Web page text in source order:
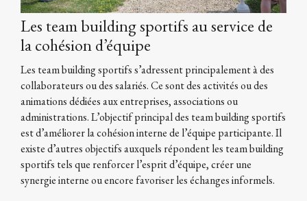
Les team building sportifs au service de
la cohésion d’équipe
Les team building sportifs s’adressent principalement à des
collaborateurs ou des salariés. Ce sont des activités ou des
animations dédiées aux entreprises, associations ou
administrations. L’objectif principal des team building sportifs
est d’améliorer la cohésion interne de l’équipe participante. Il
existe d’autres objectifs auxquels répondent les team building
sportifs tels que renforcer l’esprit d’équipe, créer une
synergie interne ou encore favoriser les échanges informels.